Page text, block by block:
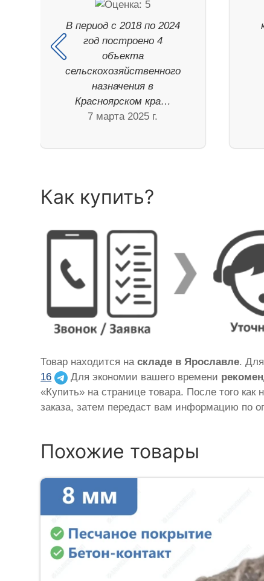
В период с 2018 по 2024
год построено 4
объекта
сельскохозяйственного
назначения в
Красноярском кра…
7 марта 2025 г.
Как купить?
Товар находится наскладе в Ярославле.
16
Для экономии вашего времени
«Купить» на странице товара. После того
заказа, затем передаст вам информацию по
Похожие товары